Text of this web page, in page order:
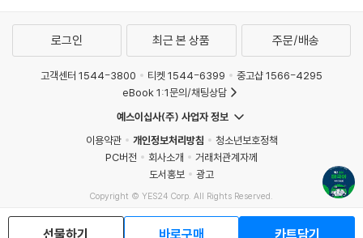
선물하기 바로구매 카트담기
로그인 최근 본 상품 주문/배송
고객센터 1544-3800 티켓 1544-6399
중고샵 1566-4295
eBook 1:1문의/채팅상담
예스이십사(주) 사업자 정보
이용약관
개인정보처리방침
청소년보호정책
PC버전
회사소개
거래처관계자께
도서홍보
광고
Copyright © YES24 Corp. All Rights Reserved.